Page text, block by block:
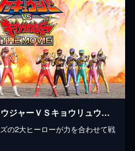
烈車戦隊トッキュウジャーＶＳキョウリュウジャー THE MOVIE
の2大ヒーローが力を合わせて戦